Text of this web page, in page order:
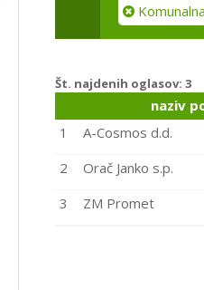
Št. najdenih oglasov: 3
naziv
1
A-Cosmos d.d.
2
Orač Janko s.p.
3
ZM Promet